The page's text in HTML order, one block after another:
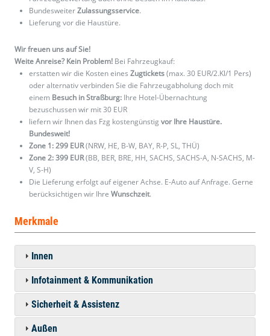
BundesweiterZulassungsservice.
Lieferung vor die Haustüre.
Wir freuen uns auf Sie!
Weite Anreise? Kein Problem! Bei Fahrzeugkauf:
erstatten wir die Kosten eines Zugtickets(max. 30 EUR/2.Kl/1 Pers)
oder alternativ verbinden Sie die Fahrzeugabholung doch mit
einem Besuch in Straßburg: Ihre Hotel-Übernachtung
bezuschussen wir mit 30 EUR
liefern wir Ihnen das Fzg kostengünstig vor Ihre Haustüre.
Bundesweit!
Zone 1: 299 EUR(NRW, HE, B-W, BAY, R-P, SL, THÜ)
Zone 2: 399 EUR(BB, BER, BRE, HH, SACHS, SACHS-A, N-SACHS, M-
V, S-H)
Die Lieferung erfolgt auf eigener Achse. E-Auto auf Anfrage. Gerne
berücksichtigen wir Ihre Wunschzeit.
Merkmale
Innen
Infotainment & Kommunikation
Sicherheit & Assistenz
Außen